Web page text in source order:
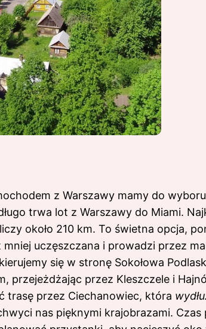
z Warszawy mamy do
trwa lot z Warszawy do Miami.
około 210 km. To świetna opcja,
uczęszczana i prowadzi przez
się w stronę Sokołowa
przejeżdżając przez Kleszczele i
trasę przez Ciechanowiec, która
nas pięknymi krajobrazami.